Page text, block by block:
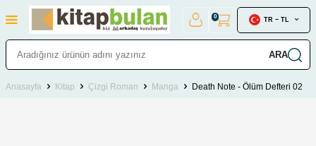
ARA
0 TR − TL
Anasayfa Kitap Çizgi Roman Manga Death Note - Ölüm Defteri 02